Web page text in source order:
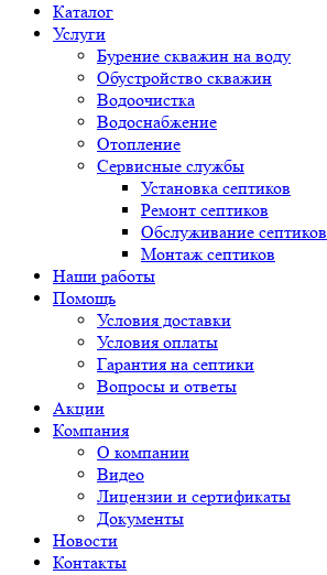
Каталог
Услуги
Бурение скважин на воду
Обустройство скважин
Водоочистка
Водоснабжение
Отопление
Сервисные службы
Установка септиков
Ремонт септиков
Обслуживание септиков
Монтаж септиков
Наши работы
Помощь
Условия доставки
Условия оплаты
Гарантия на септики
Вопросы и ответы
Акции
Компания
О компании
Видео
Лицензии и сертификаты
Документы
Новости
Контакты